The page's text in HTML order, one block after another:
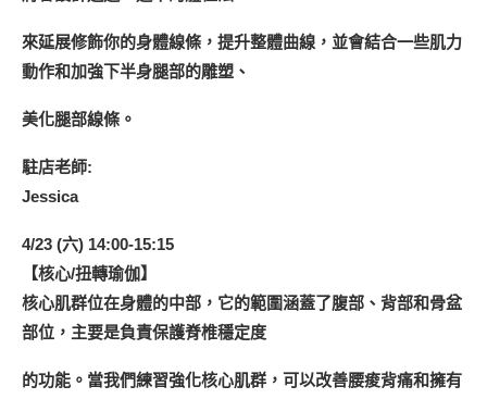
來延展修飾你的身體線條，提升整體曲線，並會結合一些肌力
動作和加強下半身腿部的雕塑、
美化腿部線條。
駐店老師:
Jessica
4/23 (六) 14:00-15:15
【核心/扭轉瑜伽】
核心肌群位在身體的中部，它的範圍涵蓋了腹部、背部和骨盆
部位，主要是負責保護脊椎穩定度
的功能。當我們練習強化核心肌群，可以改善腰痠背痛和擁有